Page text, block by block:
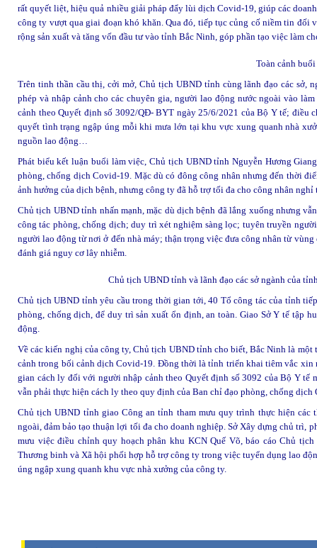
rất quyết liệt, hiệu quả nhiều giải pháp đẩy lùi dịch Covid-19, giúp các
công ty vượt qua giai đoạn khó khăn. Qua đó, tiếp tục củng cố niềm tin
rộng sản xuất và tăng vốn đầu tư vào tỉnh Bắc Ninh, góp phần tạo việc làm
Toàn cảnh
Trên tinh thần cầu thị, cởi mở, Chủ tịch UBND tỉnh cùng lãnh đạo các sở,
phép và nhập cảnh cho các chuyên gia, người lao động nước ngoài vào
cảnh theo Quyết định số 3092/QĐ- BYT ngày 25/6/2021 của Bộ Y tế; điều
quyết tình trạng ngập úng mỗi khi mưa lớn tại khu vực xung quanh nhà
nguồn lao động…
Phát biểu kết luận buổi làm việc, Chủ tịch UBND tỉnh Nguyễn Hương
phòng, chống dịch Covid-19. Mặc dù có đông công nhân nhưng đến thời
ảnh hưởng của dịch bệnh, nhưng công ty đã hỗ trợ tối đa cho công nhân
Chủ tịch UBND tỉnh nhấn mạnh, mặc dù dịch bệnh đã lắng xuống nhưng
công tác phòng, chống dịch; duy trì xét nghiệm sàng lọc; tuyên truyền
người lao động từ nơi ở đến nhà máy; thận trọng việc đưa công nhân từ
đánh giá nguy cơ lây nhiễm.
Chủ tịch UBND tỉnh và lãnh đạo các sở ngành của
Chủ tịch UBND tỉnh yêu cầu trong thời gian tới, 40 Tổ công tác của tỉnh
phòng, chống dịch, để duy trì sản xuất ổn định, an toàn. Giao Sở Y tế tập
động.
Về các kiến nghị của công ty, Chủ tịch UBND tỉnh cho biết, Bắc Ninh là
cảnh trong bối cảnh dịch Covid-19. Đồng thời là tỉnh triển khai tiêm vắc
gian cách ly đối với người nhập cảnh theo Quyết định số 3092 của Bộ Y
vẫn phải thực hiện cách ly theo quy định của Ban chỉ đạo phòng, chống dịch
Chủ tịch UBND tỉnh giao Công an tỉnh tham mưu quy trình thực hiện
ngoài, đảm bảo tạo thuận lợi tối đa cho doanh nghiệp. Sở Xây dựng chủ
mưu việc điều chỉnh quy hoạch phân khu KCN Quế Võ, báo cáo Chủ
Thương binh và Xã hội phối hợp hỗ trợ công ty trong việc tuyển dụng lao
úng ngập xung quanh khu vực nhà xưởng của công ty.